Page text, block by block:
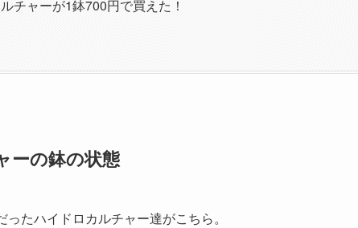
チャーが1鉢700円で買えた！
ーの鉢の状態
たハイドロカルチャー達がこちら。